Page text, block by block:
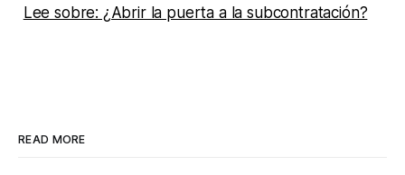
Lee sobre: ¿Abrir la puerta a la subcontratación?
READ MORE